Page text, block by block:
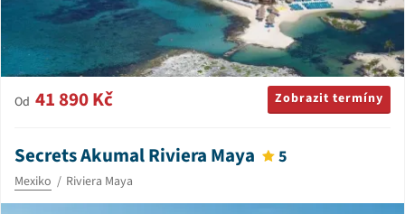
Od 41 890 Kč Zobrazit termíny
Secrets Akumal Riviera Maya 5
Mexiko Riviera Maya